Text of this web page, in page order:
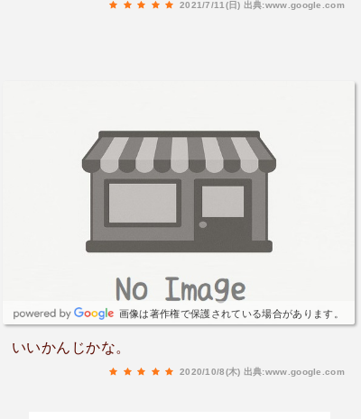
2021/7/11(日) 出典:www.google.com
画像は著作権で保護されている場合があります。
いいかんじかな。
2020/10/8(木) 出典:www.google.com